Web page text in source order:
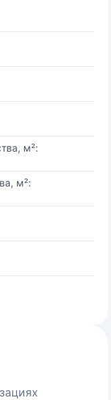
м²:
м²: